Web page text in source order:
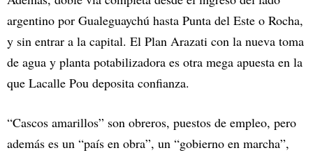
argentino por Gualeguaychú hasta Punta del Este o Rocha,
y sin entrar a la capital. El Plan Arazati con la nueva toma
de agua y planta potabilizadora es otra mega apuesta en la
que Lacalle Pou deposita confianza.
“Cascos amarillos” son obreros, puestos de empleo, pero
además es un “país en obra”, un “gobierno en marcha”,